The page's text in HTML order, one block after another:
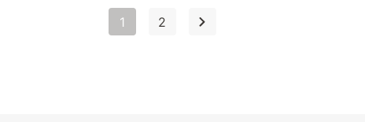
1 2